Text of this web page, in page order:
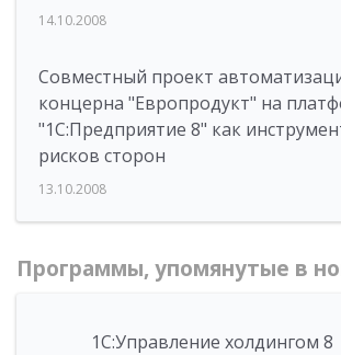
14.10.2008
Совместный проект
концерна "Европродукт" на
"1С:Предприятие 8" как
рисков сторон
13.10.2008
Программы, упомянутые в
1С:Управление холдингом 8